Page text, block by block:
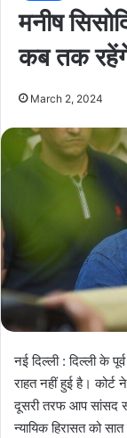
मनीष
कब तक
March 2, 2024
नई दिल्ली : दिल्ली के
राहत नहीं हुई है। कोर्ट
दूसरी तरफ आप सांसद
न्यायिक हिरासत को